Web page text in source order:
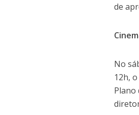
de
No
12h,
Plano